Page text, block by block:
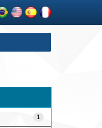
1